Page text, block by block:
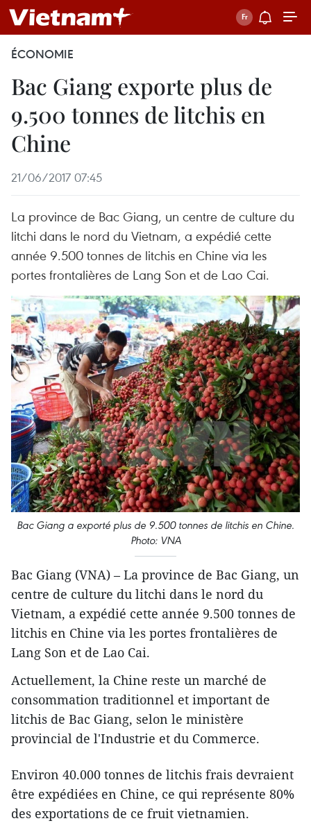
ÉCONOMIE
Bac Giang exporte plus de
9.500 tonnes de litchis en
Chine
21/06/2017 07:45
La province de Bac Giang, un centre de culture du
litchi dans le nord du Vietnam, a expédié cette
année 9.500 tonnes de litchis ​en Chine via les
portes frontalières de Lang Son et de Lao Cai.
Bac Giang a exporté plus de 9.500 tonnes de litchis en Chine.
Photo: VNA
Bac Giang (VNA) – La province de Bac Giang, un
centre de culture du litchi dans le nord du
Vietnam, a expédié cette année 9.500 tonnes de
litchis ​en Chine via les portes frontalières de
Lang Son et de Lao Cai.
​Actuellement, la Chine reste un marché de
consommation traditionnel et important ​de
litchis de Bac Giang, selon le ministère
provincial de l'Industrie et du Commerce.
Environ 40.000 tonnes de litchis frais devraient
être expédiées en Chine, ce qui représente 80%
des exportations de ce fruit vietnamien.